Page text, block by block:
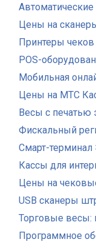
Цены на
Принтеры чеков
POS-
Мобильная
Цены на МТС
Весы с печатью
Фискальный
Смарт-терминал
Кассы для
Цены на
USB сканеры
Торговые весы:
Программное